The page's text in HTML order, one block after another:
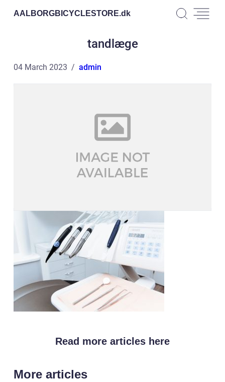
AALBORGBICYCLESTORE.dk
tandlæge
04 March 2023 admin
Read more articles here
More articles